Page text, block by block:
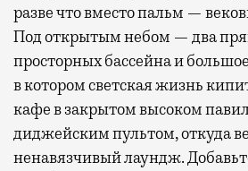
разве что вместо пальм —
Под открытым небом — два
просторных бассейна и
в котором светская жизнь
кафе в закрытом высоком
диджейским пультом, откуда
ненавязчивый лаундж.